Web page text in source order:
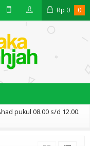
Rp 0 0
pukul 08.00 s/d 12.00.